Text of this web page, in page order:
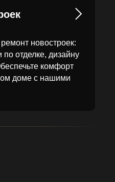
новостроек:
по отделке, дизайну
комфорт
доме с нашими